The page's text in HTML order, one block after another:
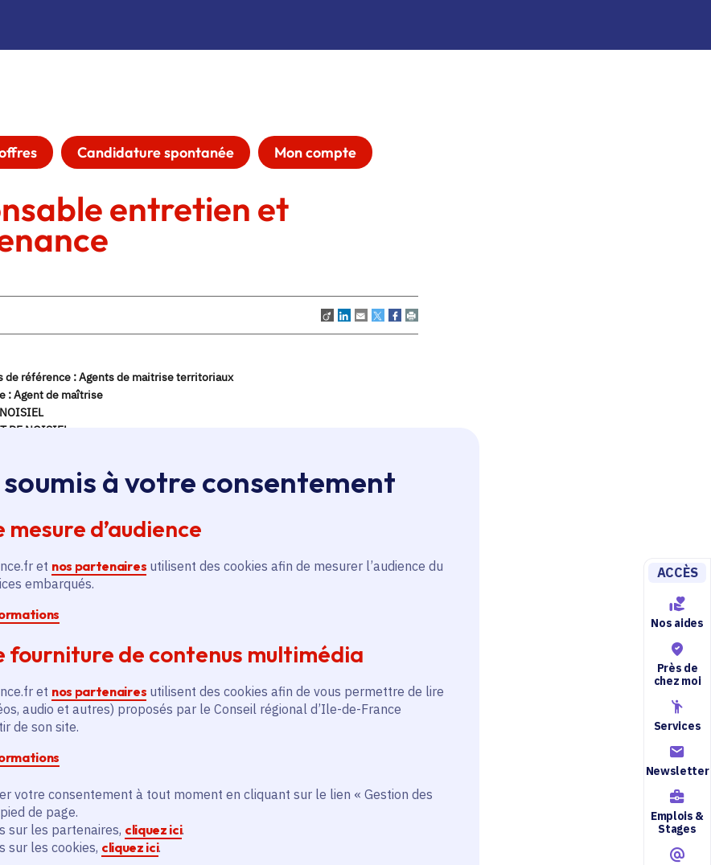
soumis à votre consentement
mesure d’audience
et nos partenaires utilisent des cookies afin de mesurer l’audience du
embarqués.
fourniture de contenus multimédia
et nos partenaires utilisent des cookies afin de vous permettre de lire
audio et autres) proposés par le Conseil régional d’Ile-de-France
de son site.
votre consentement à tout moment en cliquant sur le lien « Gestion des
de page.
sur les partenaires, cliquez ici.
sur les cookies, cliquez ici.
ACCÈS
Nos aides
Près de
chez moi
Services
Newsletter
Emplois &
Stages